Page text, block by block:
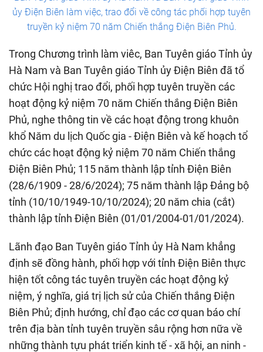
ủy Điện Biên làm việc, trao đổi về công tác phối hợp tuyên
truyền kỷ niệm 70 năm Chiến thắng Điện Biên Phủ.
Trong Chương trình làm viêc, Ban Tuyên giáo Tỉnh ủy
Hà Nam và Ban Tuyên giáo Tỉnh ủy Điện Biên đã tổ
chức Hội nghị trao đổi, phối hợp tuyên truyền các
hoạt động kỷ niệm 70 năm Chiến thắng Điện Biên
Phủ, nghe thông tin về các hoạt động trong khuôn
khổ Năm du lịch Quốc gia - Điện Biên và kế hoạch tổ
chức các hoạt động kỷ niệm 70 năm Chiến thắng
Điện Biên Phủ; 115 năm thành lập tỉnh Điện Biên
(28/6/1909 - 28/6/2024); 75 năm thành lập Đảng bộ
tỉnh (10/10/1949-10/10/2024); 20 năm chia (cắt)
thành lập tỉnh Điện Biên (01/01/2004-01/01/2024).
Lãnh đạo Ban Tuyên giáo Tỉnh ủy Hà Nam khẳng
định sẽ đồng hành, phối hợp với tỉnh Điện Biên thực
hiện tốt công tác tuyên truyền các hoạt động kỷ
niệm, ý nghĩa, giá trị lịch sử của Chiến thắng Điện
Biên Phủ; định hướng, chỉ đạo các cơ quan báo chí
trên địa bàn tỉnh tuyên truyền sâu rộng hơn nữa về
những thành tựu phát triển kinh tế - xã hội, an ninh -